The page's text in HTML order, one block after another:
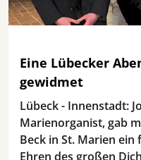
Eine Lübecker
gewidmet
Lübeck - Innenstadt:
Marienorganist, gab
Beck in St. Marien ein
Ehren des großen